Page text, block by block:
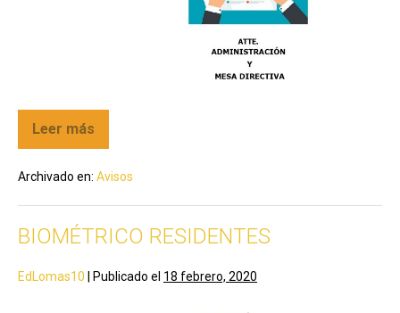
Leer más
Archivado en: Avisos
BIOMÉTRICO RESIDENTES
EdLomas10 Publicado el 18 febrero, 2020